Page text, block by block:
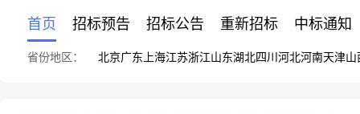
首页 招标预告 招标公告 重新招标 中标通知
省份地区： 北京广东 上海江苏浙江山东湖北四川 河北河南天津山